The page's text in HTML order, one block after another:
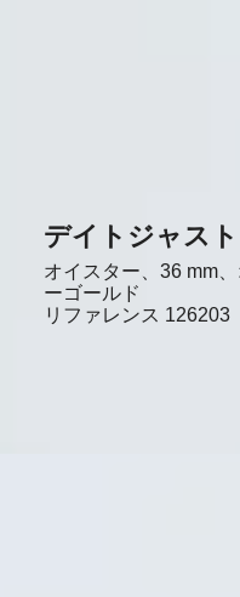
デイトジャス
オイスター、36 mm
ーゴールド
リファレンス 126203